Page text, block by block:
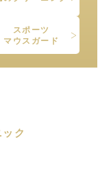
スポーツ
マウスガード
ク